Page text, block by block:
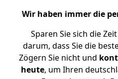
Wir haben immer die
Sparen Sie sich die
darum, dass Sie die
Zögern Sie nicht und
heute, um Ihren